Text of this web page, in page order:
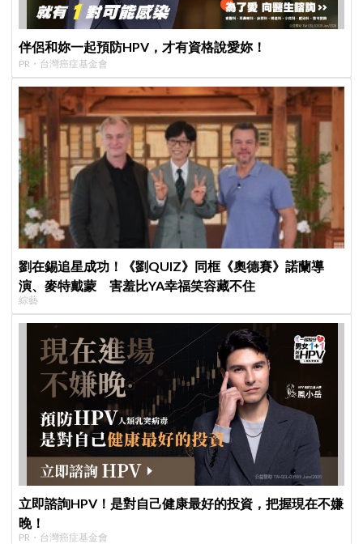
伴侶和妳一起預防HPV，才有資格說愛妳！
PR・台灣癌症基金會
劉在錫追星成功！《劉QUIZ》同框《奧德賽》諾蘭導
演、麥特戴蒙 害羞比YA幸福笑容藏不住
綜藝
立即諮詢HPV！是對自己健康最好的投資，把握現在不嫌
晚！
PR・台灣癌症基金會